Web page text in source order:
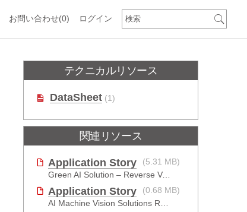
お問い合わせ(0) ログイン
テクニカルリソース
DataSheet (1)
関連リソース
Application Story
(5.31 MB)
Green AI Solution – Reverse Vending Machine (RVM)
Application Story
(0.68 MB)
AI Machine Vision Solutions Reinforcing Cleanroom Entry Procedures